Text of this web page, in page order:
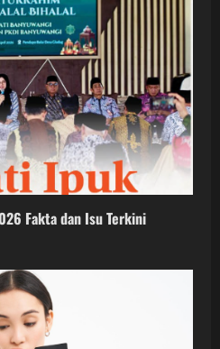
Fakta dan Isu Terkini